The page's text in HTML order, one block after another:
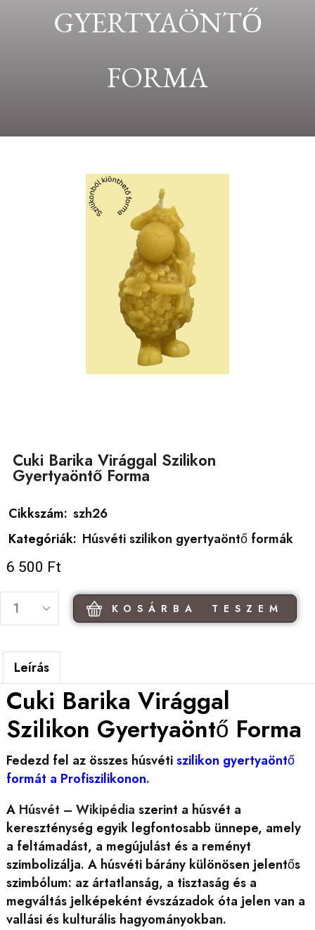
GYERTYAÖNTŐ
FORMA
Cuki Barika Virággal Szilikon
Gyertyaöntő Forma
Cikkszám: szh26
Kategóriák: Húsvéti szilikon gyertyaöntő formák
6 500 Ft
KOSÁRBA TESZEM
Leírás
Cuki Barika Virággal
Szilikon Gyertyaöntő Forma
Fedezd fel az összes húsvétiszilikon gyertyaöntő
formát a Profiszilikonon.
A Húsvét – Wikipédia szerint a húsvét a
kereszténység egyik legfontosabb ünnepe, amely
a feltámadást, a megújulást és a reményt
szimbolizálja. A húsvéti bárány különösen jelentős
szimbólum: az ártatlanság, a tisztaság és a
megváltás jelképeként évszázadok óta jelen van a
vallási és kulturális hagyományokban.